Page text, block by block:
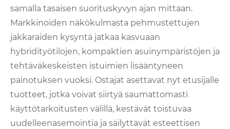
samalla tasaisen suorituskyvyn ajan mittaan.
Markkinoiden näkökulmasta pehmustettujen
jakkaraiden kysyntä jatkaa kasvuaan
hybridityötilojen, kompaktien asuinympäristöjen ja
tehtäväkeskeisten istuimien lisääntyneen
painotuksen vuoksi. Ostajat asettavat nyt etusijalle
tuotteet, jotka voivat siirtyä saumattomasti
käyttötarkoitusten välillä, kestävät toistuvaa
uudelleenasemointia ja säilyttävät esteettisen